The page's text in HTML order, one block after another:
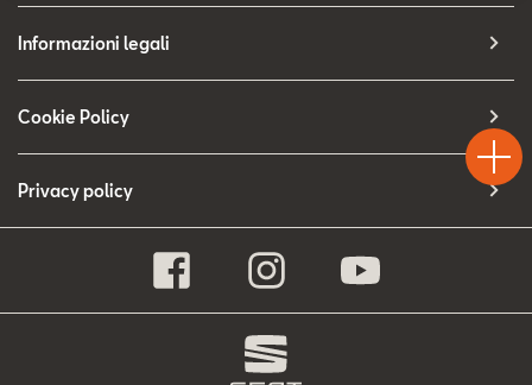
Contatti
Configuratore
Informazioni legali
Cookie Policy
Privacy policy
Drive
Chiama